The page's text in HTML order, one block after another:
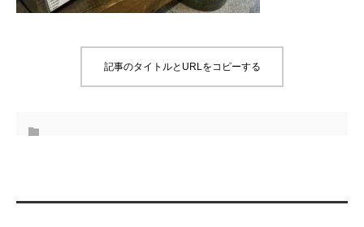
記事のタイトルとURLをコピーする